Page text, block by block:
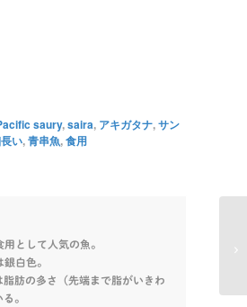
saury,saira, アキガタナ,サン
い,青串魚,食用
として人気の魚。
白色。
肪の多さ（先端まで脂がいきわ
。